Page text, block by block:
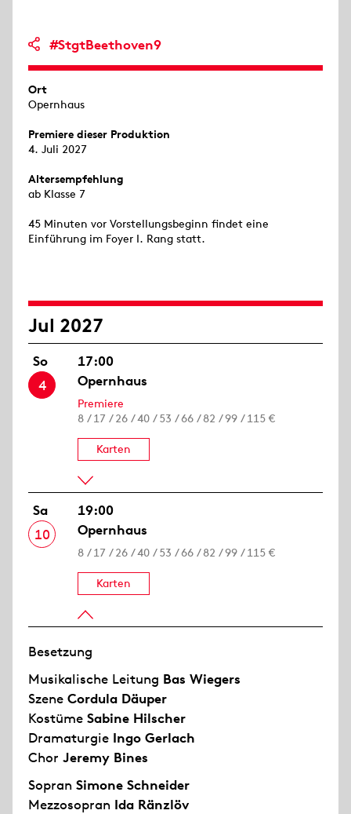
#StgtBeethoven9
Ort
Opernhaus
Premiere dieser Produktion
4. Juli 2027
Altersempfehlung
ab Klasse 7
45 Minuten vor Vorstellungsbeginn findet eine
Einführung im Foyer I. Rang statt.
Jul 2027
So
4
17:00
Opernhaus
Premiere
8 / 17 / 26 / 40 / 53 / 66 / 82 / 99 / 115 €
Karten
Sa
10
19:00
Opernhaus
8 / 17 / 26 / 40 / 53 / 66 / 82 / 99 / 115 €
Karten
Besetzung
Musikalische Leitung Bas Wiegers
Szene Cordula Däuper
Kostüme Sabine Hilscher
Dramaturgie Ingo Gerlach
Chor Jeremy Bines
Sopran Simone Schneider
Mezzosopran Ida Ränzlöv